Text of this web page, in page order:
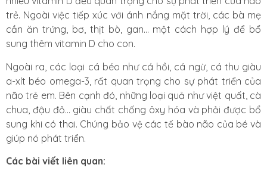
trẻ. Ngoài việc tiếp xúc với ánh nắng mặt trời, các bà mẹ
cần ăn trứng, bơ, thịt bò, gan… một cách hợp lý để bổ
sung thêm vitamin D cho con.
Ngoài ra, các loại cá béo như cá hồi, cá ngừ, cá thu giàu
a-xít béo omega-3, rất quan trọng cho sự phát triển của
não trẻ em. Bên cạnh đó, những loại quả như việt quất, cà
chua, đậu đỏ… giàu chất chống ôxy hóa và phải được bổ
sung khi có thai. Chúng bảo vệ các tế bào não của bé và
giúp nó phát triển.
Các bài viết liên quan: